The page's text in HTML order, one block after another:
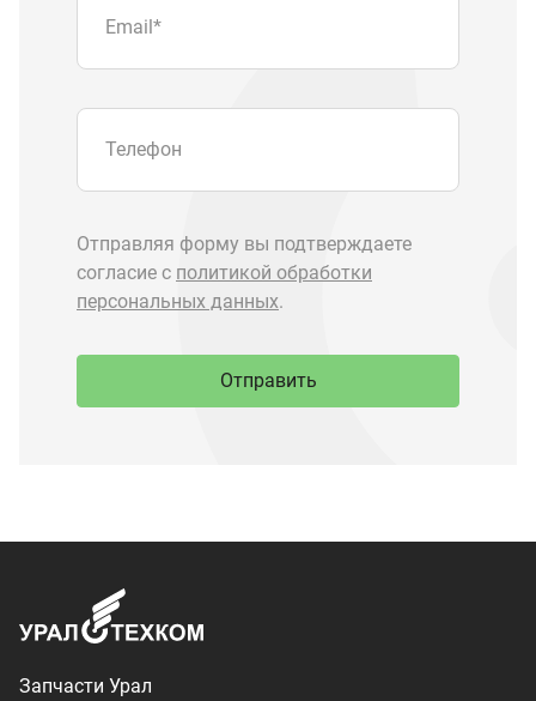
Запчасти Урал
Запчасти Камаз
Спецпредложения
Доставка и оплата
utkm@mail.ru